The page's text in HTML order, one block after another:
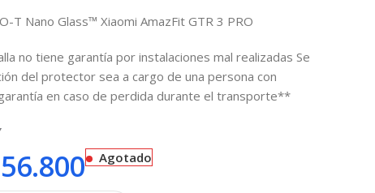
T Nano Glass™ Xiaomi AmazFit GTR 3 PRO
no tiene garantía por instalaciones mal realizadas Se
del protector sea a cargo de una persona con
en caso de perdida durante el transporte**
56.800 Agotado